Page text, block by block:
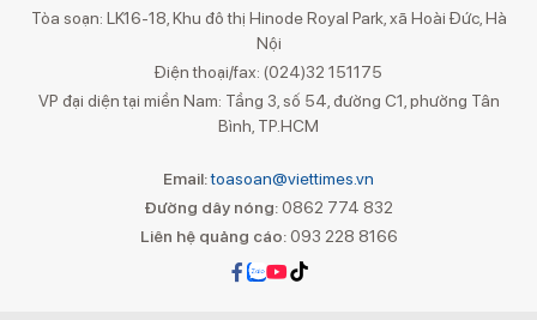
Tòa soạn: LK16-18, Khu đô thị Hinode Royal Park, xã Hoài Đức, Hà
Nội
Điện thoại/fax: (024)32 151175
VP đại diện tại miền Nam: Tầng 3, số 54, đường C1, phường Tân
Bình, TP.HCM
Email:toasoan@viettimes.vn
Đường dây nóng: 0862 774 832
Liên hệ quảng cáo:093 228 8166